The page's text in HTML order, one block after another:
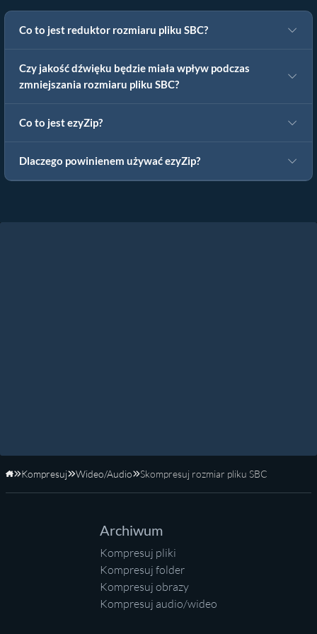
Co to jest reduktor rozmiaru pliku SBC?
Czy jakość dźwięku będzie miała wpływ podczas
zmniejszania rozmiaru pliku SBC?
Co to jest ezyZip?
Dlaczego powinienem używać ezyZip?
Strona główna
Kompresuj Wideo/Audio Skompresuj rozmiar pliku SBC
Archiwum
Kompresuj pliki
Kompresuj folder
Kompresuj obrazy
Kompresuj audio/wideo